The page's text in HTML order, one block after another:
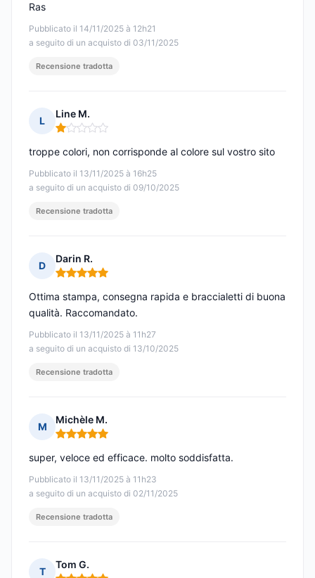
Pubblicato il 14/11/2025 à 12h21
a seguito di un acquisto di 03/11/2025
Ras
Recensione tradotta
L
Line M.
Nota: 1 su 5
Pubblicato il 13/11/2025 à 16h25
a seguito di un acquisto di 09/10/2025
troppe colori, non corrisponde al colore sul vostro sito
Recensione tradotta
D
Darin R.
Nota: 5 su 5
Pubblicato il 13/11/2025 à 11h27
a seguito di un acquisto di 13/10/2025
Ottima stampa, consegna rapida e braccialetti di buona
qualità. Raccomandato.
Recensione tradotta
M
Michèle M.
Nota: 5 su 5
Pubblicato il 13/11/2025 à 11h23
a seguito di un acquisto di 02/11/2025
super, veloce ed efficace. molto soddisfatta.
Recensione tradotta
T
Tom G.